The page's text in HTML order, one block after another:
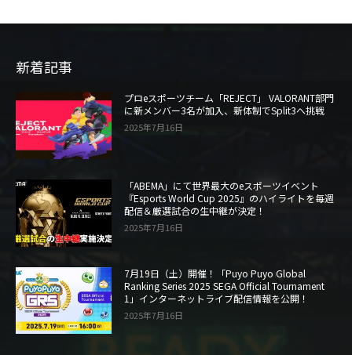
新着記事
プロeスポーツチーム「REJECT」 VALORANT部門
に新メンバー3名が加入、新体制でSplit3へ挑戦
2025年7月16日
「ABEMA」にて世界最大のeスポーツイベント
『Esports World Cup 2025』のハイライトを毎週
配信＆厳選試合の生中継が決定！
2025年7月16日
7月19日（土）開催！「Puyo Puyo Global
Ranking Series 2025 SEGA Official Tournament
1」インターネットライブ配信情報を公開！
2025年7月16日